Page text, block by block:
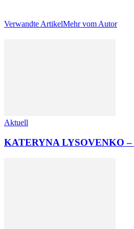
Verwandte ArtikelMehr vom Autor
Aktuell
KATERYNA LYSOVENKO